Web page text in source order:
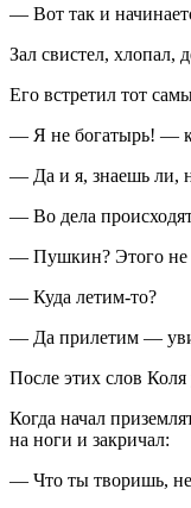
— Вот так и
Зал свистел, хлопал,
Его встретил тот
— Я не богатырь! —
— Да и я, знаешь ли,
— Во дела
— Пушкин? Этого не
— Куда летим-то?
— Да прилетим —
После этих слов
Когда начал
на ноги и закричал:
— Что ты творишь,